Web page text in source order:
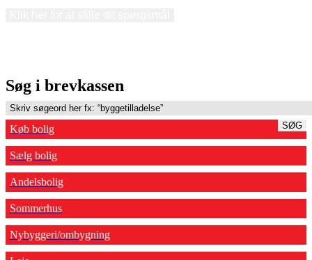
Søg i brevkassen
SØG
Køb bolig
Sælg bolig
Andelsbolig
Sommerhus
Nybyggeri/ombygning